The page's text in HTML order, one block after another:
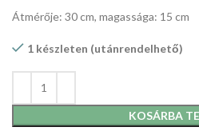
Átmérője: 30 cm, magassága: 15 cm
1 készleten (utánrendelhető)
KOSÁRBA